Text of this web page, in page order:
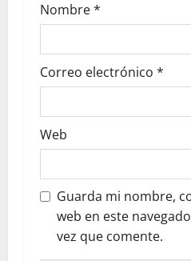
Nombre*
Correo electrónico *
Web
Guarda mi nombre,
web en este
vez que comente.